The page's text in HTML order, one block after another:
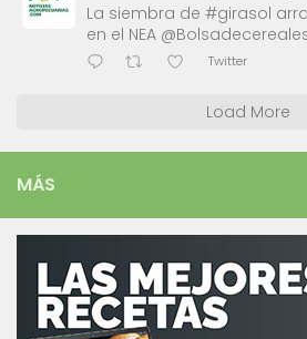
La siembra de #girasol
en el NEA
Twitter
Load More
MÁS